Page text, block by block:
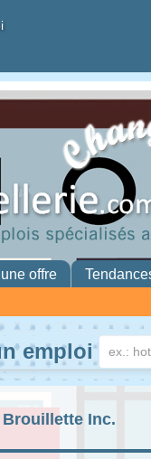
offre
emploi
Brouillette Inc.